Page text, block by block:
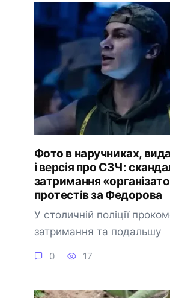
Фото в наручниках,
і версія про СЗЧ:
затримання
протестів за Федорова
У столичній поліції
затримання та подальшу
0 17